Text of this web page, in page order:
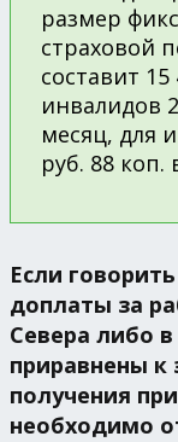
размер
страховой
составит
инвалидов
месяц, для
руб. 88 коп.
Если
доплаты за
Севера либо
приравнены к
получения
необходимо